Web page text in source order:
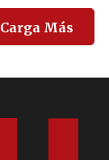
Carga Más